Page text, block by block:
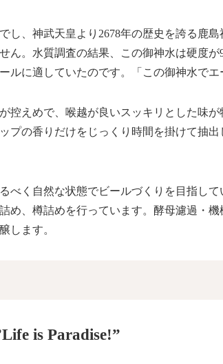
し、神武天皇より2678年の歴史を誇る鹿
ん。水質調査の結果、この御神水は硬度
ルに適していたのです。「この御神水でエ
控えめで、喉越が良いスッキリとした味
プの香りだけをじっくり時間を掛けて抽
べく自然な状態でビールづくりを目指し
め、樽詰めを行っています。酵母濾過・
します。
is Paradise!”